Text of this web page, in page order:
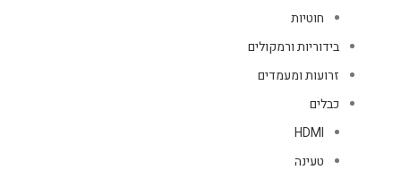
חוטיות
בידוריות ורמקולים
זרועות ומעמדים
כבלים
HDMI
טעינה